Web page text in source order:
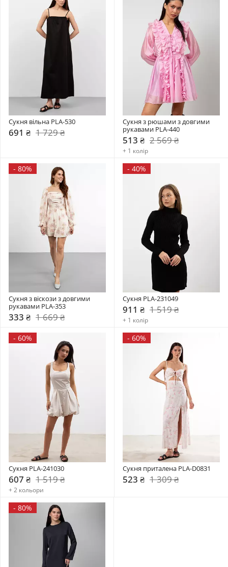
Сукня вільна PLA-530
691 ₴ 1 729 ₴
Сукня з рюшами з довгими
рукавами PLA-440
513 ₴ 2 569 ₴
+ 1 колір
- 80%
Сукня з віскози з довгими
рукавами PLA-353
333 ₴ 1 669 ₴
- 40%
Сукня PLA-231049
911 ₴ 1 519 ₴
+ 1 колір
- 60%
Сукня PLA-241030
607 ₴ 1 519 ₴
+ 2 кольори
- 60%
Сукня приталена PLA-D0831
523 ₴ 1 309 ₴
- 80%